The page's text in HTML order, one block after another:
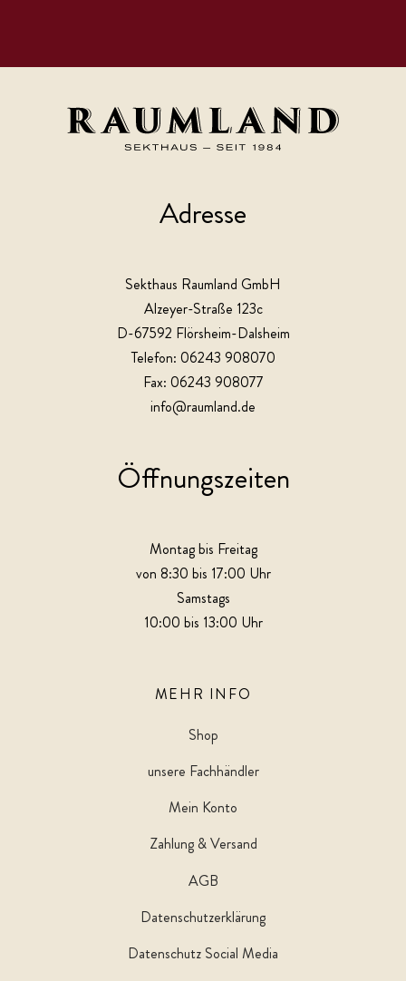
Adresse
Sekthaus Raumland GmbH
Alzeyer-Straße 123c
D-67592 Flörsheim-Dalsheim
Telefon: 06243 908070
Fax: 06243 908077
info@raumland.de
Öffnungszeiten
Montag bis Freitag
von 8:30 bis 17:00 Uhr
Samstags
10:00 bis 13:00 Uhr
MEHR INFO
Shop
unsere Fachhändler
Mein Konto
Zahlung & Versand
AGB
Datenschutzerklärung
Datenschutz Social Media